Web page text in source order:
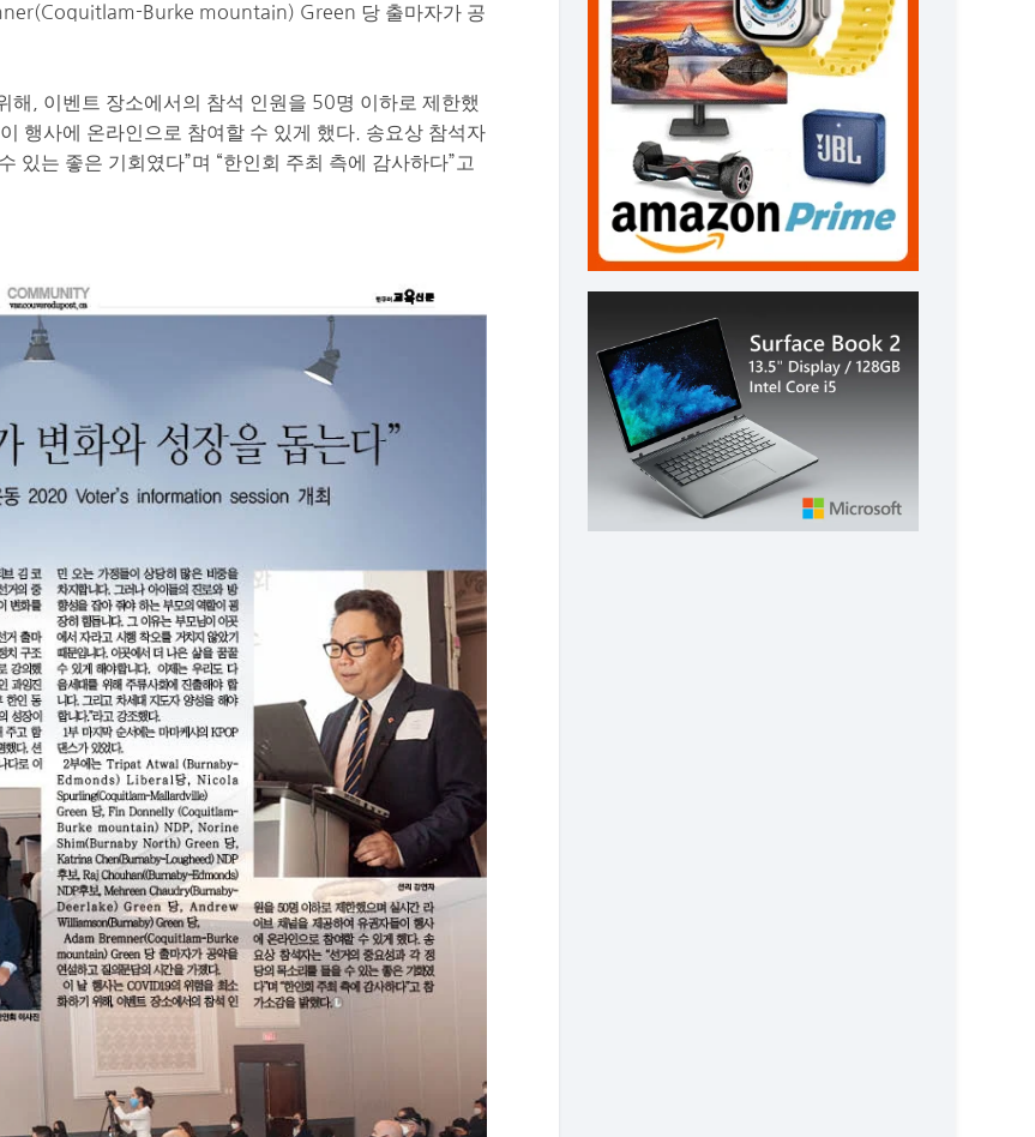
(Coquitlam-Burke mountain) Green 당 출마자가 공
해 이벤트 장소에서의 참석 인원을 50명 이하로 제한했
행사에 온라인으로 참여할 수 있게 했다. 송요상 참석자
있는 좋은 기회였다”며 “한인회 주최 측에 감사하다”고